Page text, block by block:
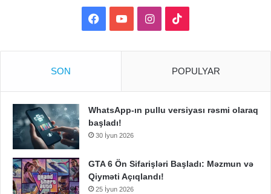
Facebook
YouTubeInstagram
SON POPULYAR
WhatsApp-ın pullu versiyası rəsmi olaraq
başladı!
30 İyun 2026
GTA 6 Ön Sifarişləri Başladı: Məzmun və
Qiyməti Açıqlandı!
25 İyun 2026